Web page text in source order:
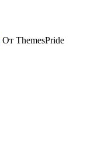
От ThemesPride